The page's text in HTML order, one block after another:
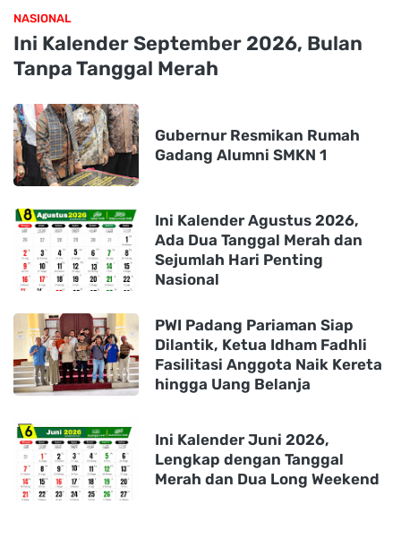
NASIONAL
Ini Kalender September 2026, Bulan
Tanpa Tanggal Merah
Gubernur Resmikan Rumah
Gadang Alumni SMKN 1
Ini Kalender Agustus 2026,
Ada Dua Tanggal Merah dan
Sejumlah Hari Penting
Nasional
PWI Padang Pariaman Siap
Dilantik, Ketua Idham Fadhli
Fasilitasi Anggota Naik Kereta
hingga Uang Belanja
Ini Kalender Juni 2026,
Lengkap dengan Tanggal
Merah dan Dua Long Weekend